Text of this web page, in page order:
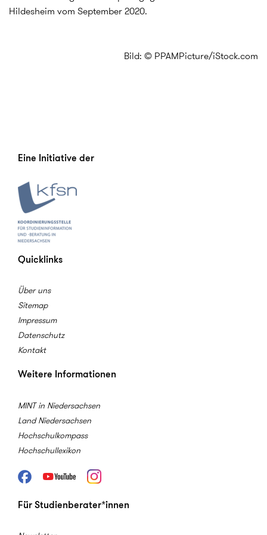
Hildesheim vom September 2020.
Bild: © PPAMPicture/iStock.com
Eine Initiative der
Quicklinks
Über uns
Sitemap
Impressum
Datenschutz
Kontakt
Weitere Informationen
MINT in Niedersachsen
Land Niedersachsen
Hochschulkompass
Hochschullexikon
FacebookYoutube Instagram
Für Studienberater*innen